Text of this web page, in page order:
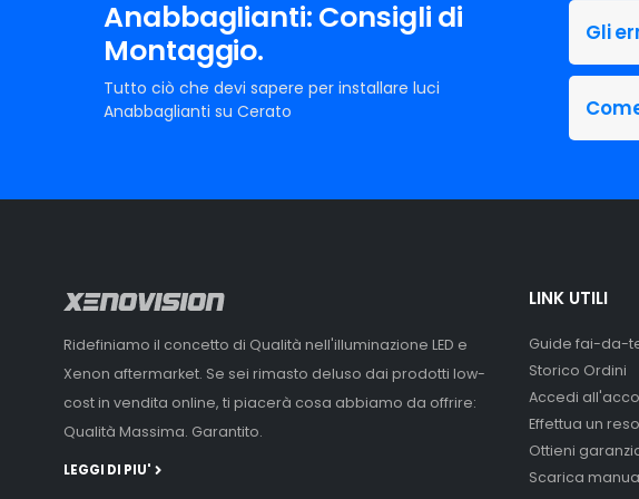
Luminosità rivoluzionaria:le lampade Nava ti assicurano una luce
pieno giorno, rendendole la scelta perfetta su Anabbaglianti Cerato per
un prodotto da installare letteralmente in 5 minuti, senza bisogno di
esperienza né manualità.
sono il compromesso perfetto: offrono un
lampadine ultracompatte. La qualità costruttiva e affidabilità sono ai
Anabbaglianti: Consigli di
Montaggio.
Tutto ciò che devi sapere per installare luci
Anabbaglianti su Cerato
Gli
Ridefiniamo il concetto di Qualità nell'illuminazione LED e
Xenon aftermarket. Se sei rimasto deluso dai prodotti low-
cost in vendita online, ti piacerà cosa abbiamo da offrire:
Qualità Massima. Garantito.
LEGGI DI PIU'
LINK UTILI
Guide fai-da-
Storico Ordini
Accedi
Effettua un reso
Ottieni
Scarica